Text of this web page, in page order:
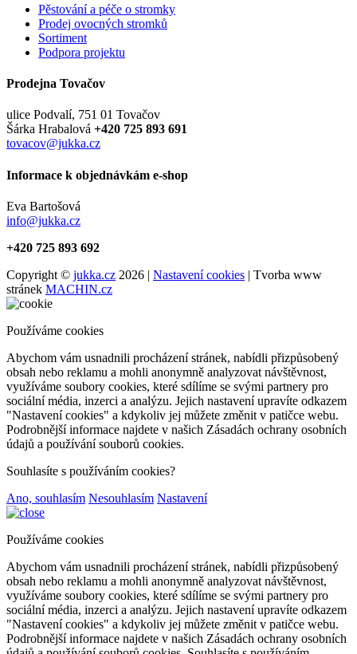
Pěstování a péče o stromky
Prodej ovocných stromků
Sortiment
Podpora projektu
Prodejna Tovačov
ulice Podvalí, 751 01 Tovačov
Šárka Hrabalová +420 725 893 691
tovacov@jukka.cz
Informace k objednávkám e-shop
Eva Bartošová
info@jukka.cz
+420 725 893 692
Copyright © jukka.cz 2026 | Nastavení cookies | Tvorba www
stránek MACHIN.cz
Používáme cookies
Abychom vám usnadnili procházení stránek, nabídli přizpůsobený
obsah nebo reklamu a mohli anonymně analyzovat návštěvnost,
využíváme soubory cookies, které sdílíme se svými partnery pro
sociální média, inzerci a analýzu. Jejich nastavení upravíte odkazem
"Nastavení cookies" a kdykoliv jej můžete změnit v patičce webu.
Podrobnější informace najdete v našich Zásadách ochrany osobních
údajů a používání souborů cookies.
Souhlasíte s používáním cookies?
Ano, souhlasím Nesouhlasím Nastavení
Používáme cookies
Abychom vám usnadnili procházení stránek, nabídli přizpůsobený
obsah nebo reklamu a mohli anonymně analyzovat návštěvnost,
využíváme soubory cookies, které sdílíme se svými partnery pro
sociální média, inzerci a analýzu. Jejich nastavení upravíte odkazem
"Nastavení cookies" a kdykoliv jej můžete změnit v patičce webu.
Podrobnější informace najdete v našich Zásadách ochrany osobních